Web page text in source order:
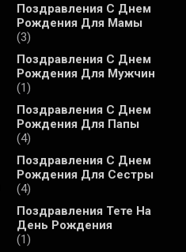
Поздравления С Днем
Рождения Для Мамы
(3)
Поздравления С Днем
Рождения Для Мужчин
(1)
Поздравления С Днем
Рождения Для Папы
(4)
Поздравления С Днем
Рождения Для Сестры
(4)
Поздравления Тете На
День Рождения
(1)